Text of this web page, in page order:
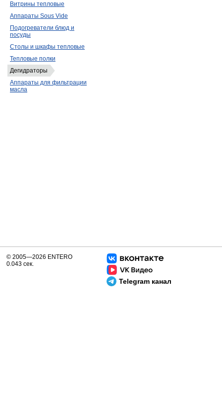
Витрины тепловые
Аппараты Sous Vide
Подогреватели блюд и
посуды
Столы и шкафы тепловые
Тепловые полки
Дегидраторы
Аппараты для фильтрации
масла
Telegram канал
© 2005—2026 ENTERO
0.043 сек.